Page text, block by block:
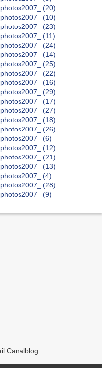
Canalblog